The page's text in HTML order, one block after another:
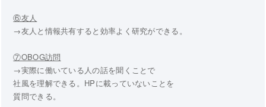
⑥友人
→友人と情報共有すると効率よく研究ができる。
⑦OBOG訪問
→実際に働いている人の話を聞くことで
社風を理解できる。HPに載っていないことを
質問できる。